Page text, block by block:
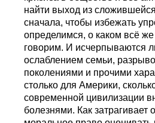
найти выход из
сначала, чтобы избежать
определимся, о каком всё
говорим. И исчерпываются
ослаблением семьи,
поколениями и прочими
столько для Америки,
современной цивилизации
болезнями. Как